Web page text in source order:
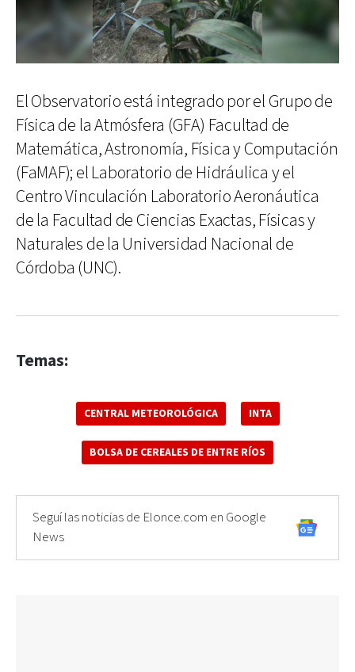
El Observatorio está integrado por el Grupo de
Física de la Atmósfera (GFA) Facultad de
Matemática, Astronomía, Física y Computación
(FaMAF); el Laboratorio de Hidráulica y el
Centro Vinculación Laboratorio Aeronáutica
de la Facultad de Ciencias Exactas, Físicas y
Naturales de la Universidad Nacional de
Córdoba (UNC).
Temas:
CENTRAL METEOROLÓGICA INTA
BOLSA DE CEREALES DE ENTRE RÍOS
Seguí las noticias de Elonce.com en Google
News